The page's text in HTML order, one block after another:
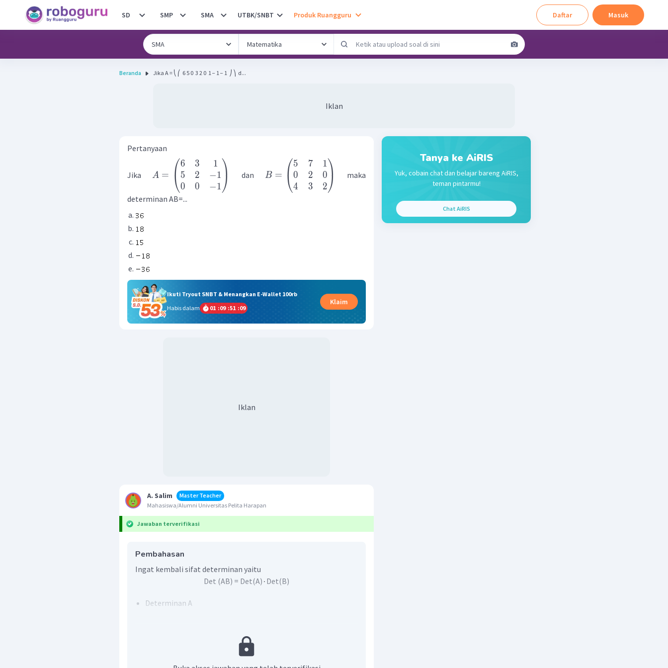
SD SMP SMA UTBK/SNBT Produk Ruangguru Daftar Masuk
Beranda Jika A = ⎝ ⎛ ​ 6 5 0 ​ 3 2 0 ​ 1 − 1 − 1 ​ ⎠ ⎞ ​ d...
Iklan
Pertanyaan
JikaA = ⎝
⎛6
5
0
3
2
0
1
−1
−1⎠
⎞ dan B = ⎝
⎛5
0
4
7
2
3
1
0
2⎠
⎞ maka
determinan AB=...
Ikuti Tryout SNBT & Menangkan E-Wallet 100rb
Habis dalam
01 :09 :51 :08
Klaim
Iklan
A. Salim
Master Teacher
Mahasiswa/Alumni Universitas Pelita Harapan
Jawaban terverifikasi
Pembahasan
Ingat kembali sifat determinan yaitu
Det (AB) = Det(A) Det(B)
Determinan A
Dengan menggunakan caraekspansi baris ketiga
Tanya ke AiRIS
Yuk, cobain chat dan belajar bareng AiRIS,
teman pintarmu!
Chat AiRIS